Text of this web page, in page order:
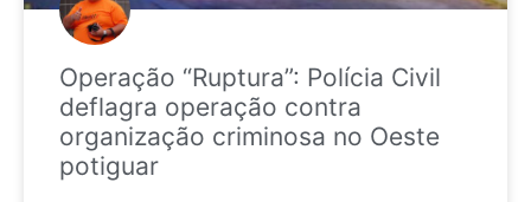
Operação “Ruptura”: Polícia Civil
deflagra operação contra
organização criminosa no Oeste
potiguar